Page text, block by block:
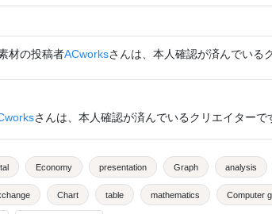
材の投稿者ACworksさんは、本人確認が済んでいる
さんは、本人確認が済んでいるクリエイターで
Economy presentation Graph analysis
Chart table mathematics Computer